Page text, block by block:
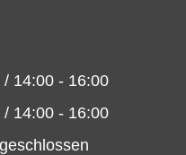
/ 14:00 - 16:00
/ 14:00 - 16:00